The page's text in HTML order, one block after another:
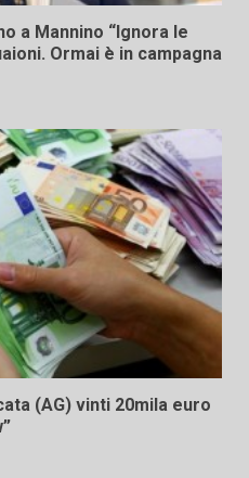
a Mannino “Ignora le
Ormai è in campagna
(AG) vinti 20mila euro